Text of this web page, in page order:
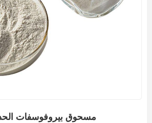
مسحوق بيروفوسفات